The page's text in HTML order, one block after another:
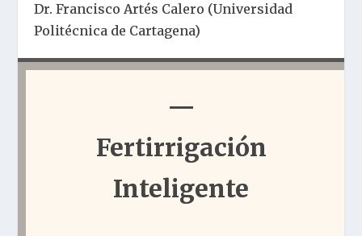
Dr. Francisco Artés Calero (Universidad
Politécnica de Cartagena)
—
Fertirrigación
Inteligente